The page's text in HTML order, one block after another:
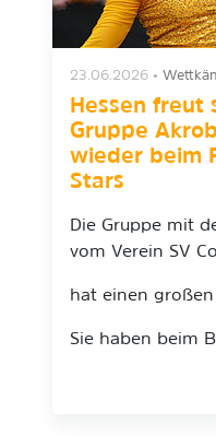
23.06.2026 •
Hessen freut
Gruppe
wieder beim
Stars
Die Gruppe mit
vom Verein SV
hat einen
Sie haben beim